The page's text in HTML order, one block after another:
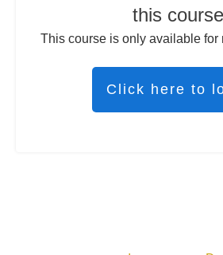
this course
This course is only available for
Click here to